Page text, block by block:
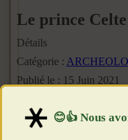
Le prince
Détails
Catégorie :
Publié le : 15 Juin 2021
Clics : 3769